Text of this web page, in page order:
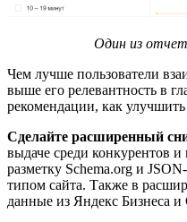
Один из
Чем лучше пользователи
выше его релевантность в
рекомендации, как
Сделайте расширенный
выдаче среди конкурентов
разметку Schema.org и
типом сайта. Также в
данные из Яндекс Бизнеса